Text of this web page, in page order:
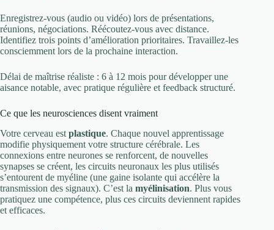
Enregistrez-vous (audio ou vidéo) lors de présentations,
réunions, négociations. Réécoutez-vous avec distance.
Identifiez trois points d’amélioration prioritaires. Travaillez-les
consciemment lors de la prochaine interaction.
Délai de maîtrise réaliste : 6 à 12 mois pour développer une
aisance notable, avec pratique régulière et feedback structuré.
Ce que les neurosciences disent vraiment
Votre cerveau est plastique. Chaque nouvel apprentissage
modifie physiquement votre structure cérébrale. Les
connexions entre neurones se renforcent, de nouvelles
synapses se créent, les circuits neuronaux les plus utilisés
s’entourent de myéline (une gaine isolante qui accélère la
transmission des signaux). C’est la myélinisation. Plus vous
pratiquez une compétence, plus ces circuits deviennent rapides
et efficaces.